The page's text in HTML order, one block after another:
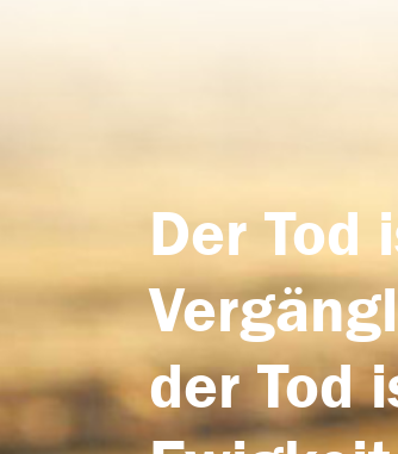
Der
der Tod